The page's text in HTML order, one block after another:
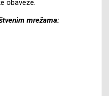
obaveze.
mrežama: